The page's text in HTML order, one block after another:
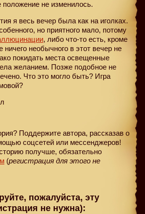
положение не изменилось.
я весь вечер была как на иголках.
но приятного мало, потому
, либо что-то есть, кроме
необычного в этот вечер не
покидать места освещенные
желанием. Позже подобное не
Что это могло быть? Игра
Поддержите автора, рассказав о
соцсетей или мессенджеров!
получше, обязательно
(регистрация для этого не
пожалуйста, эту
не нужна):